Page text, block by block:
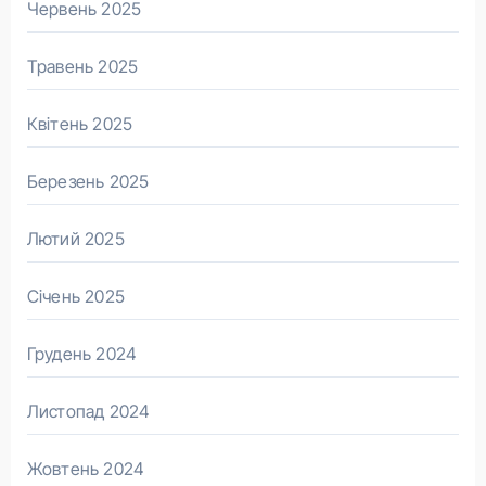
Червень 2025
Травень 2025
Квітень 2025
Березень 2025
Лютий 2025
Січень 2025
Грудень 2024
Листопад 2024
Жовтень 2024